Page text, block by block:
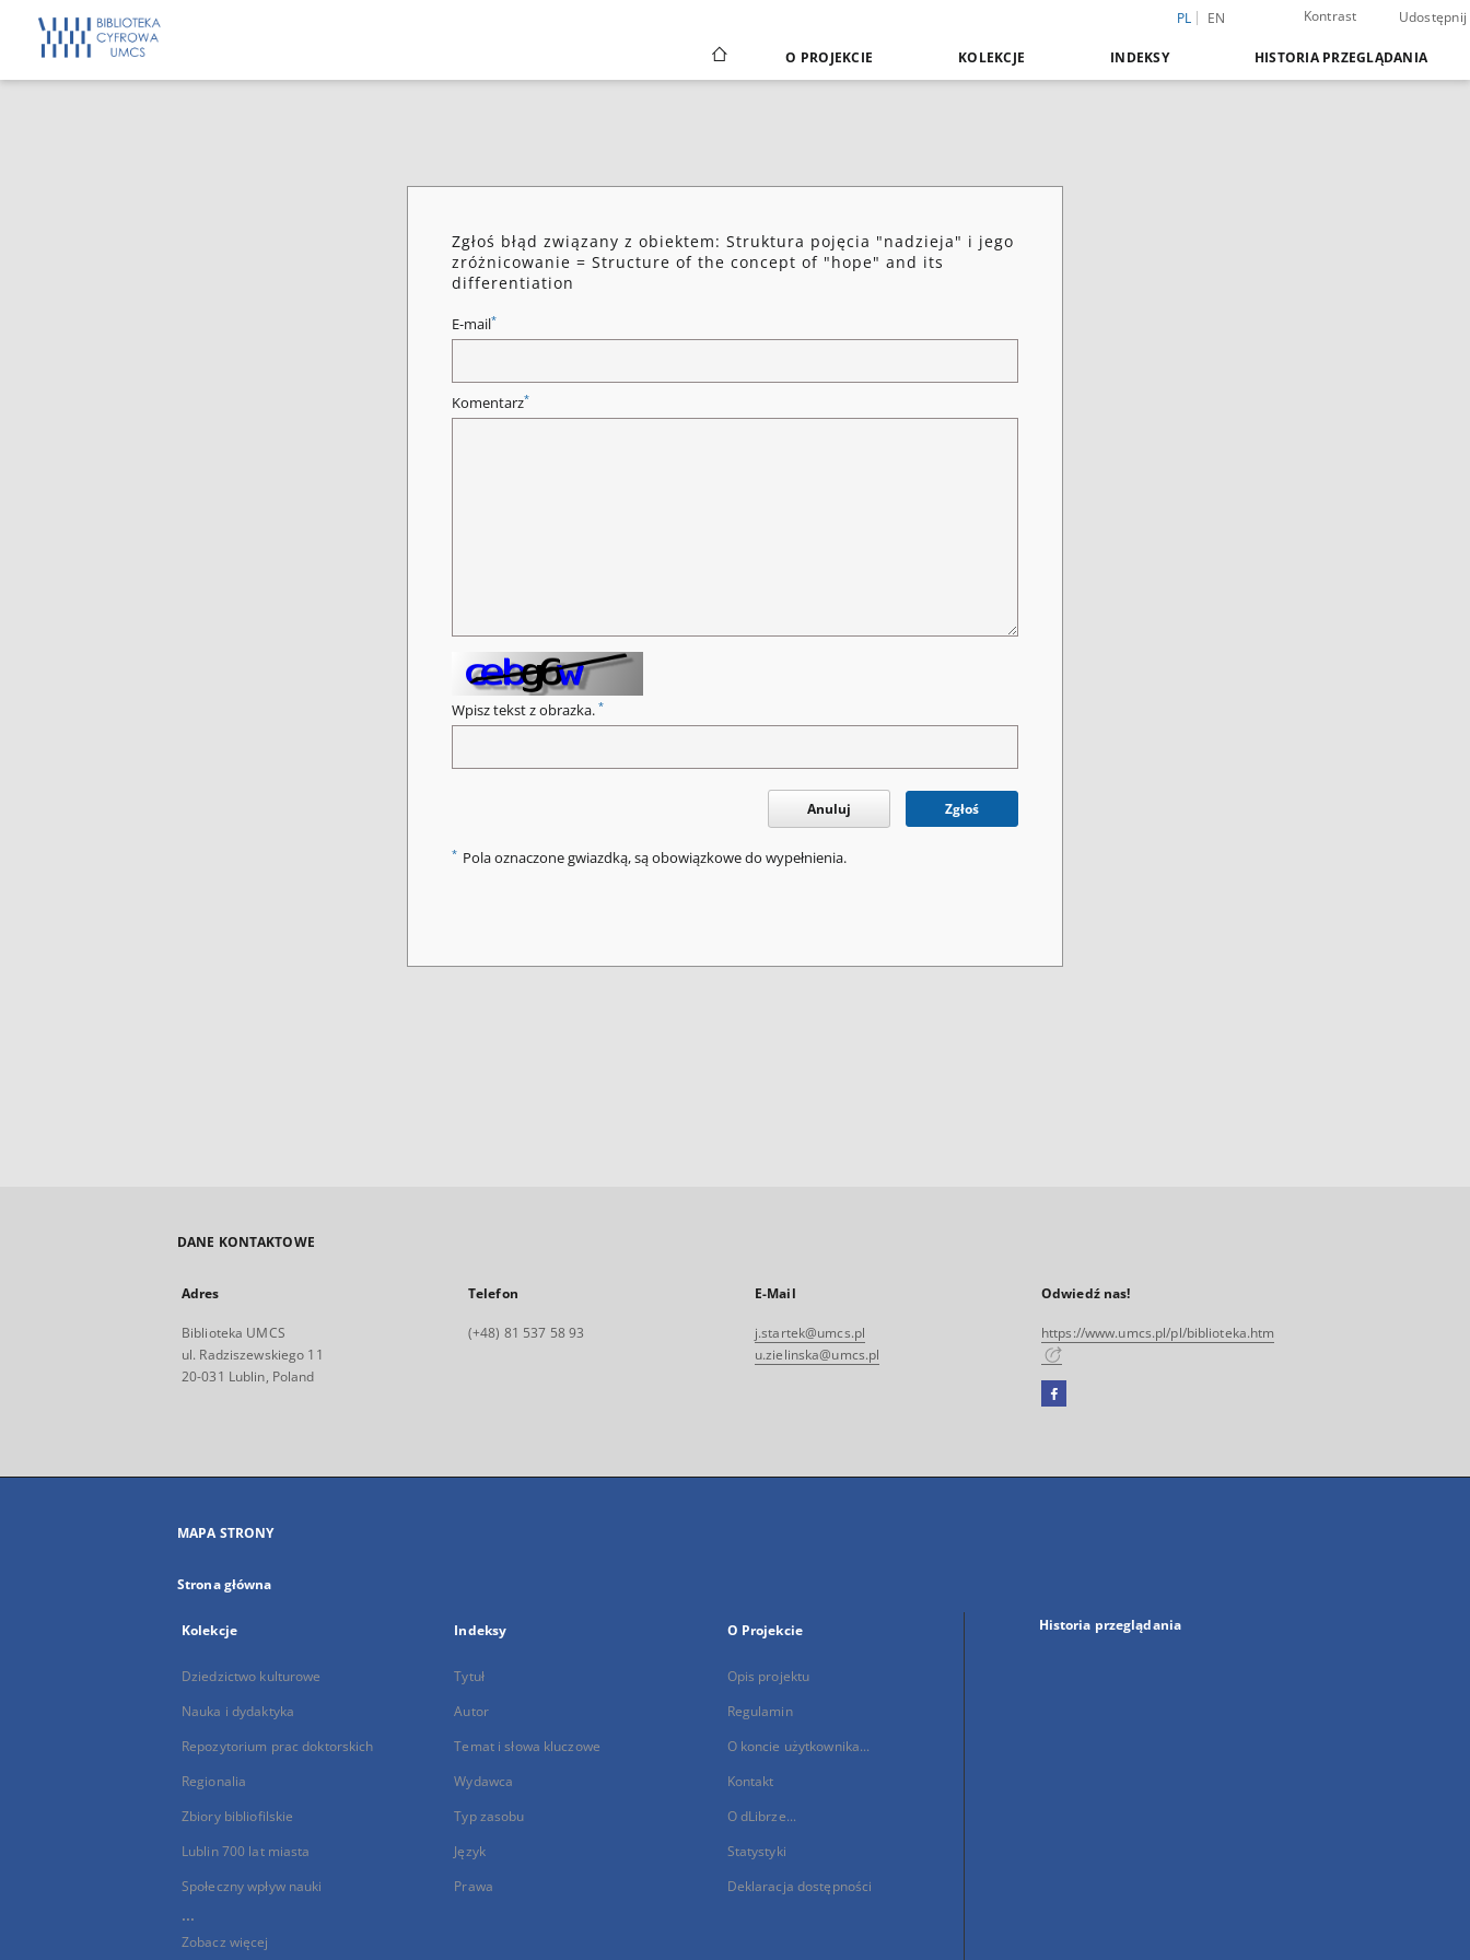
PL EN Kontrast Udostępnij
O PROJEKCIE KOLEKCJE INDEKSY HISTORIA PRZEGLĄDANIA
Zgłoś błąd związany z obiektem: Struktura pojęcia "nadzieja" i jego
zróżnicowanie = Structure of the concept of "hope" and its
differentiation
E-mail*
Komentarz*
Wpisz tekst z obrazka. *
Anuluj Zgłoś
* Pola oznaczone gwiazdką, są obowiązkowe do wypełnienia.
DANE KONTAKTOWE
Adres
Biblioteka UMCS
ul. Radziszewskiego 11
20-031 Lublin, Poland
Telefon
(+48) 81 537 58 93
E-Mail
j.startek@umcs.pl
u.zielinska@umcs.pl
Odwiedź nas!
https://www.umcs.pl/pl/biblioteka.htm
Facebook
się
MAPA STRONY
Strona główna
Kolekcje
Dziedzictwo kulturowe
Nauka i dydaktyka
Repozytorium prac doktorskich
Regionalia
Zbiory bibliofilskie
Lublin 700 lat miasta
Społeczny wpływ nauki
...
Zobacz więcej
Indeksy
Tytuł
Autor
Temat i słowa kluczowe
Wydawca
Typ zasobu
Język
Prawa
O Projekcie
Opis projektu
Regulamin
O koncie użytkownika...
Kontakt
O dLibrze...
Statystyki
Deklaracja dostępności
Historia przeglądania